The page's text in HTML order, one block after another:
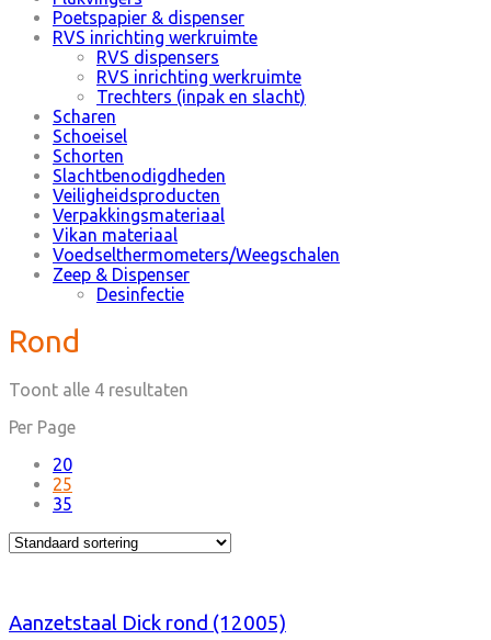
Poetspapier & dispenser
RVS inrichting werkruimte
RVS dispensers
RVS inrichting werkruimte
Trechters (inpak en slacht)
Scharen
Schoeisel
Schorten
Slachtbenodigdheden
Veiligheidsproducten
Verpakkingsmateriaal
Vikan materiaal
Voedselthermometers/Weegschalen
Zeep & Dispenser
Desinfectie
Rond
Toont alle 4 resultaten
Per Page
20
25
35
Aanzetstaal Dick rond (12005)